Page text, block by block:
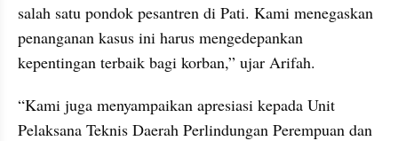
salah satu pondok pesantren di Pati. Kami menegaskan
penanganan kasus ini harus mengedepankan
kepentingan terbaik bagi korban,” ujar Arifah.
“Kami juga menyampaikan apresiasi kepada Unit
Pelaksana Teknis Daerah Perlindungan Perempuan dan